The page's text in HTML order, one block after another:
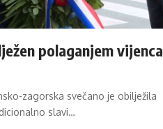
polaganjem vijenca
zagorska svečano je obilježila
slavi…